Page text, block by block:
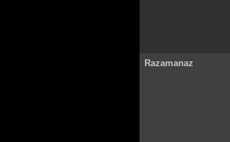
Razamanaz